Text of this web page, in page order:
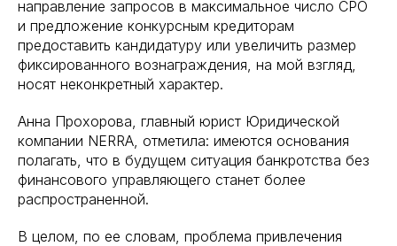
направление запросов в максимальное число СРО
и предложение конкурсным кредиторам
предоставить кандидатуру или увеличить размер
фиксированного вознаграждения, на мой взгляд,
носят неконкретный характер.
Анна Прохорова, главный юрист Юридической
компании NERRA, отметила: имеются основания
полагать, что в будущем ситуация банкротства без
финансового управляющего станет более
распространенной.
В целом, по ее словам, проблема привлечения